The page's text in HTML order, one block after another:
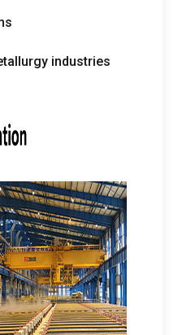
industries